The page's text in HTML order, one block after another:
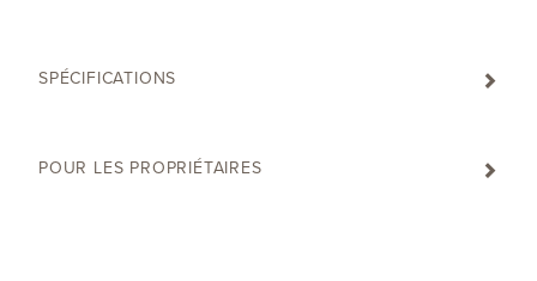
SPÉCIFICATIONS
POUR LES PROPRIÉTAIRES